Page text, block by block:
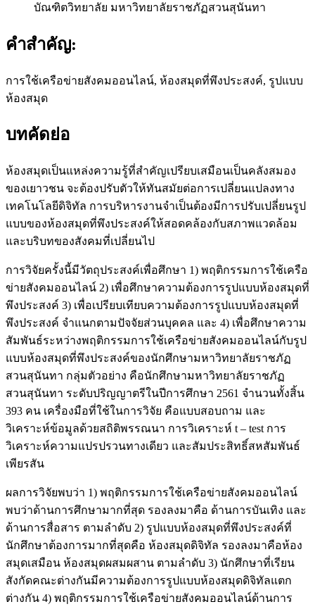
บัณฑิตวิทยาลัย มหาวิทยาลัยราชภัฏสวนสุนันทา
คำสำคัญ:
การใช้เครือข่ายสังคมออนไลน์, ห้องสมุดที่พึงประสงค์, รูปแบบ
ห้องสมุด
บทคัดย่อ
ห้องสมุดเป็นแหล่งความรู้ที่สำคัญเปรียบเสมือนเป็นคลังสมอง
ของเยาวชน จะต้องปรับตัวให้ทันสมัยต่อการเปลี่ยนแปลงทาง
เทคโนโลยีดิจิทัล การบริหารงานจำเป็นต้องมีการปรับเปลี่ยนรูป
แบบของห้องสมุดที่พึงประสงค์ให้สอดคล้องกับสภาพแวดล้อม
และบริบทของสังคมที่เปลี่ยนไป
การวิจัยครั้งนี้มีวัตถุประสงค์เพื่อศึกษา 1) พฤติกรรมการใช้เครือ
ข่ายสังคมออนไลน์ 2) เพื่อศึกษาความต้องการรูปแบบห้องสมุดที่
พึงประสงค์ 3) เพื่อเปรียบเทียบความต้องการรูปแบบห้องสมุดที่
พึงประสงค์ จำแนกตามปัจจัยส่วนบุคคล และ 4) เพื่อศึกษาความ
สัมพันธ์ระหว่างพฤติกรรมการใช้เครือข่ายสังคมออนไลน์กับรูป
แบบห้องสมุดที่พึงประสงค์ของนักศึกษามหาวิทยาลัยราชภัฏ
สวนสุนันทา กลุ่มตัวอย่าง คือนักศึกษามหาวิทยาลัยราชภัฏ
สวนสุนันทา ระดับปริญญาตรีในปีการศึกษา 2561 จำนวนทั้งสิ้น
393 คน เครื่องมือที่ใช้ในการวิจัย คือแบบสอบถาม และ
วิเคราะห์ข้อมูลด้วยสถิติพรรณนา การวิเคราะห์ t – test การ
วิเคราะห์ความแปรปรวนทางเดียว และสัมประสิทธิ์สหสัมพันธ์
เพียรสัน
ผลการวิจัยพบว่า 1) พฤติกรรมการใช้เครือข่ายสังคมออนไลน์
พบว่าด้านการศึกษามากที่สุด รองลงมาคือ ด้านการบันเทิง และ
ด้านการสื่อสาร ตามลำดับ 2) รูปแบบห้องสมุดที่พึงประสงค์ที่
นักศึกษาต้องการมากที่สุดคือ ห้องสมุดดิจิทัล รองลงมาคือห้อง
สมุดเสมือน ห้องสมุดผสมผสาน ตามลำดับ 3) นักศึกษาที่เรียน
สังกัดคณะต่างกันมีความต้องการรูปแบบห้องสมุดดิจิทัลแตก
ต่างกัน 4) พฤติกรรมการใช้เครือข่ายสังคมออนไลน์ด้านการ